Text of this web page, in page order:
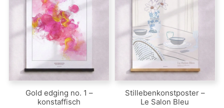
Gold edging no. 1 –
konstaffisch
Stillebenkonstposter –
Le Salon Bleu